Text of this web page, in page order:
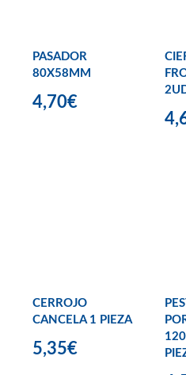
PASADOR
80X58MM
4,70€
CERROJO
CANCELA 1 PIEZA
5,35€